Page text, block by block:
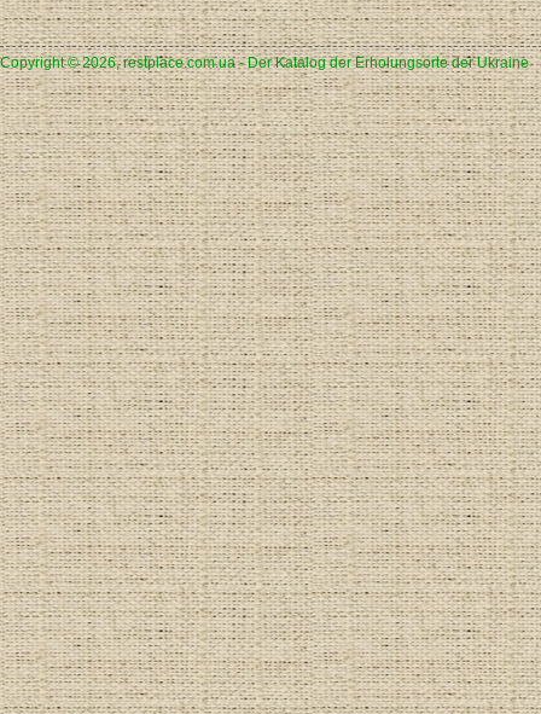
Copyright © 2026, restplace.com.ua - Der Katalog der Erholungsorte der Ukraine